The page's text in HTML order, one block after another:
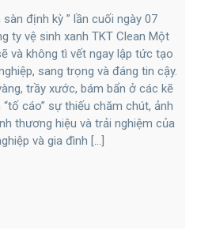
định kỳ ” lần cuối ngày 07
ty vệ sinh xanh TKT Clean Một
và không tì vết ngay lập tức tạo
sang trọng và đáng tin cậy.
trầy xước, bám bẩn ở các kẽ
cáo” sự thiếu chăm chút, ảnh
thương hiệu và trải nghiệm của
và gia đình […]